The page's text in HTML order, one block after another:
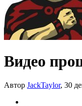
Видео
Автор JackTaylor, 30